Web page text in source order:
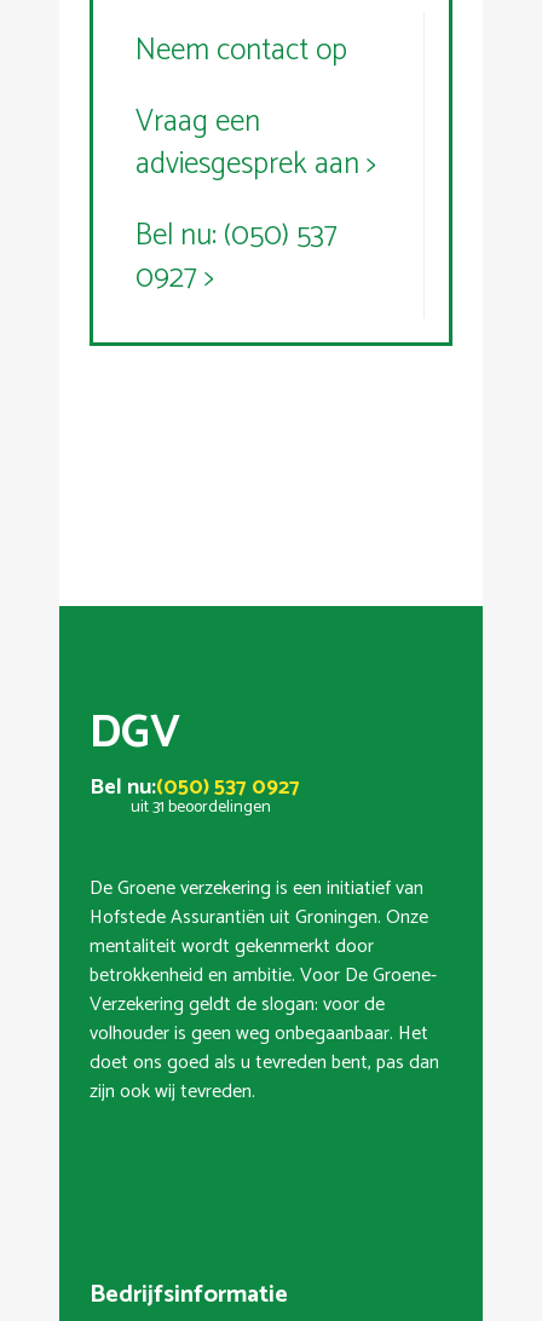
Neem contact op
Vraag een
adviesgesprek aan >
Bel nu: (050) 537
0927 >
DGV
Bel nu:(050) 537 0927
uit 31 beoordelingen
De Groene verzekering is een initiatief van
Hofstede Assurantiën uit Groningen. Onze
mentaliteit wordt gekenmerkt door
betrokkenheid en ambitie. Voor De Groene-
Verzekering geldt de slogan: voor de
volhouder is geen weg onbegaanbaar. Het
doet ons goed als u tevreden bent, pas dan
zijn ook wij tevreden.
Bedrijfsinformatie